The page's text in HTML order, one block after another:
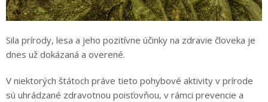
Sila prírody, lesa a jeho pozitívne účinky na zdravie človeka je
dnes už dokázaná a overené.
V niektorých štátoch práve tieto pohybové aktivity v prírode
sú uhrádzané zdravotnou poisťovňou, v rámci prevencie a